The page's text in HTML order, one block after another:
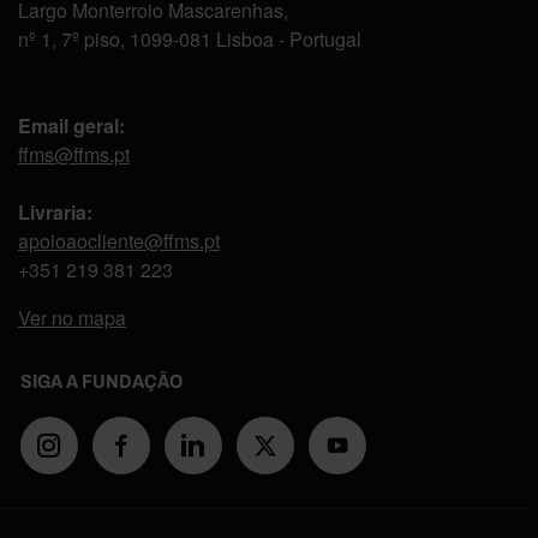
Largo Monterroio Mascarenhas,
nº 1, 7º piso, 1099-081 Lisboa - Portugal
Email geral:
ffms@ffms.pt
Livraria:
apoioaocliente@ffms.pt
+351 219 381 223
Ver no mapa
SIGA A FUNDAÇÃO